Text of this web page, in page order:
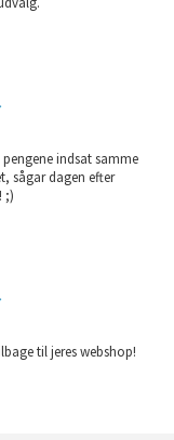
indsat samme
sågar dagen efter
;)
til jeres webshop!